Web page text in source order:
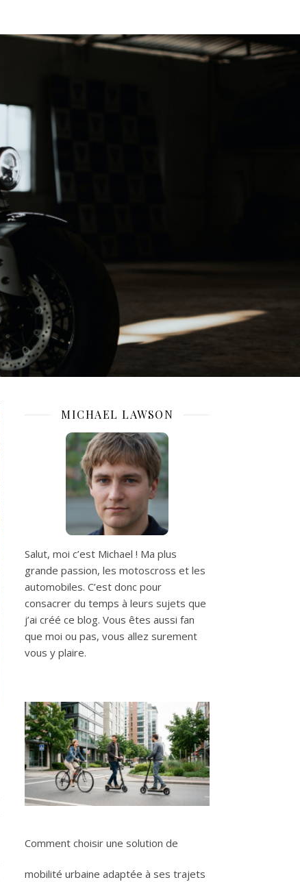
MICHAEL LAWSON
Salut, moi c’est Michael ! Ma plus
grande passion, les motoscross et les
automobiles. C’est donc pour
consacrer du temps à leurs sujets que
j’ai créé ce blog. Vous êtes aussi fan
que moi ou pas, vous allez surement
vous y plaire.
Comment choisir une solution de
mobilité urbaine adaptée à ses trajets